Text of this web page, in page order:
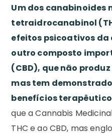
Um dos canabinoides
tetraidrocanabinol
efeitos psicoativos da
outro composto
(CBD), que não
mas tem
benefícios
que a Cannabis
THC e ao CBD, mas